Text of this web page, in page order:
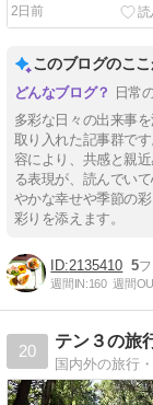
2日前
このブログのこ
日常
多彩な日々の出来事
取り入れた記事群で
容により、共感と親
る表現が、読んでい
やかな幸せや季節の
彩りを添えます。
2135410 5
週間IN:160 週間
20
テン３の旅